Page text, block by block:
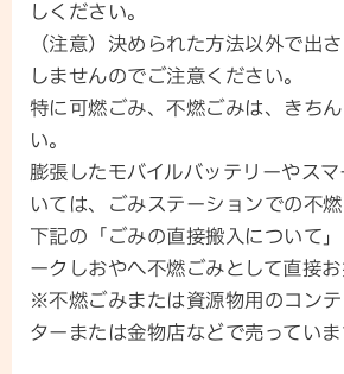
しください。
（注意）決められた方法以外で出
しませんのでご注意ください。
特に可燃ごみ、不燃ごみは、きち
い。
膨張したモバイルバッテリーやス
いては、ごみステーションでの不燃
下記の「ごみの直接搬入について
ークしおやへ不燃ごみとして直接お
※不燃ごみまたは資源物用のコン
ターまたは金物店などで売っていま